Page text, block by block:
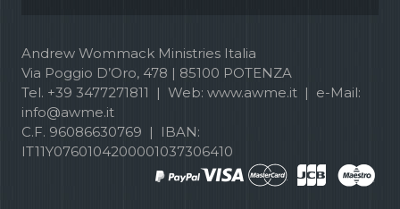
Andrew Wommack Ministries Italia
Via Poggio D’Oro, 478 | 85100 POTENZA
Tel. +39 3477271811 | Web: www.awme.it | e-Mail:
info@awme.it
C.F. 96086630769 | IBAN:
IT11Y0760104200001037306410